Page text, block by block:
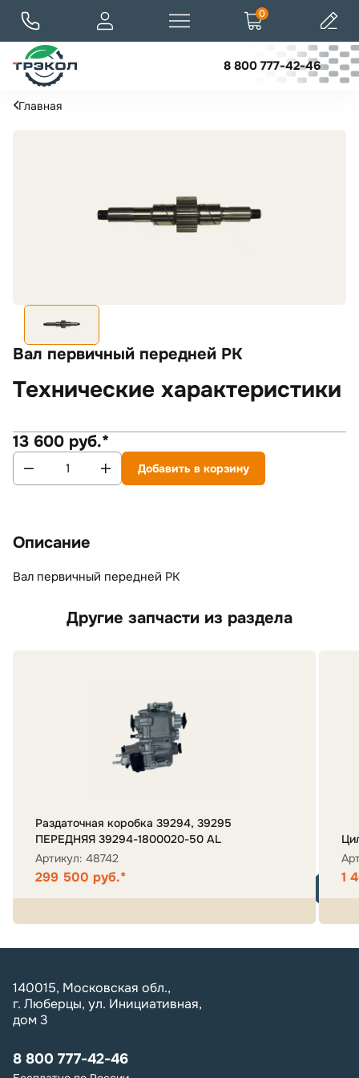
8 800 777-42-46
0
Главная
Вал первичный передней РК
Технические характеристики
13 600 руб.*
Добавить в корзину
Описание
Вал первичный передней РК
Другие запчасти из раздела
Раздаточная коробка 39294, 39295
ПЕРЕДНЯЯ 39294-1800020-50 AL
Артикул: 48742
299 500 руб.* 1
140015, Московская обл.,
г. Люберцы, ул. Инициативная,
дом 3
8 800 777-42-46